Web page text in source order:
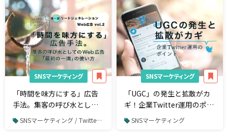
SNSマーケティング
「時間を味方にする」広告
手法。集客の呼び水として
のWeb広告「最初の一滴」
SNSマーケティング / Twitter / Twitter広告
SNSマーケティング
「UGC」の発生と拡散がカ
ギ！企業Twitter運用のポイ
ントSNSマーケティング